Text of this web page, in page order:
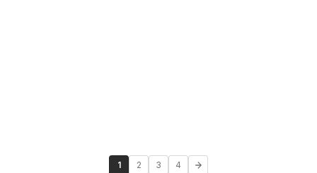
1 2 3 4